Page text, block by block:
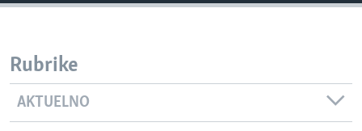
Rubrike
AKTUELNO